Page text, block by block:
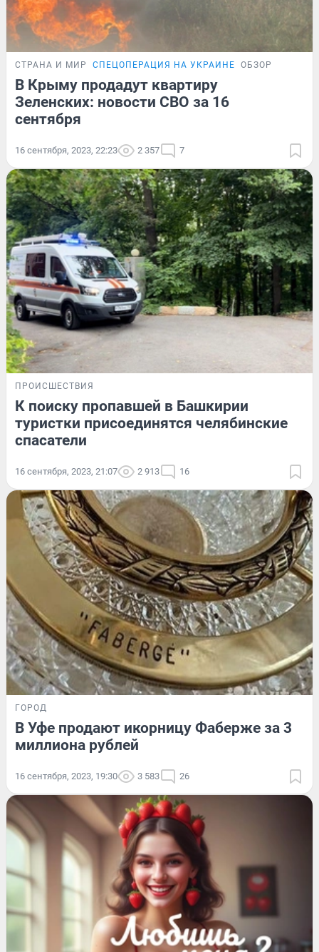
СТРАНА И МИР СПЕЦОПЕРАЦИЯ НА УКРАИНЕ ОБЗОР
В Крыму продадут квартиру
Зеленских: новости СВО за 16
сентября
16 сентября, 2023, 22:23 2 357 7
ПРОИСШЕСТВИЯ
К поиску пропавшей в Башкирии
туристки присоединятся челябинские
спасатели
16 сентября, 2023, 21:07 2 913 16
ГОРОД
В Уфе продают икорницу Фаберже за 3
миллиона рублей
16 сентября, 2023, 19:30 3 583 26